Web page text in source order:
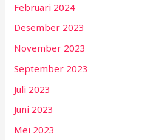
Februari 2024
Desember 2023
November 2023
September 2023
Juli 2023
Juni 2023
Mei 2023